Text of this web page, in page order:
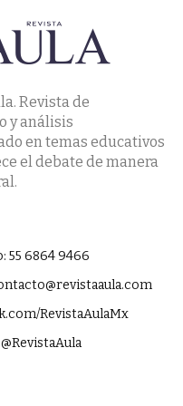
Revista de
y análisis
en temas educativos
el debate de manera
55 6864 9466
RevistaAulaMx